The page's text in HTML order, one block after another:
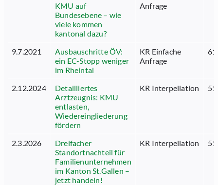
KMU auf
Bundesebene – wie
viele kommen
kantonal dazu?
Anfrage
9.7.2021
Ausbauschritte ÖV:
ein EC-Stopp weniger
im Rheintal
KR Einfache
Anfrage
2.12.2024
Detailliertes
Arztzeugnis: KMU
entlasten,
Wiedereingliederung
fördern
KR Interpellation
2.3.2026
Dreifacher
Standortnachteil für
Familienunternehmen
im Kanton St.Gallen –
jetzt handeln!
KR Interpellation